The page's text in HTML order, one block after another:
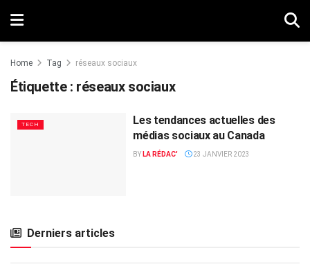
Home Tag réseaux sociaux
Étiquette : réseaux sociaux
TECH
Les tendances actuelles des
médias sociaux au Canada
BY LA RÉDAC' 23 JANVIER 2023
Derniers articles